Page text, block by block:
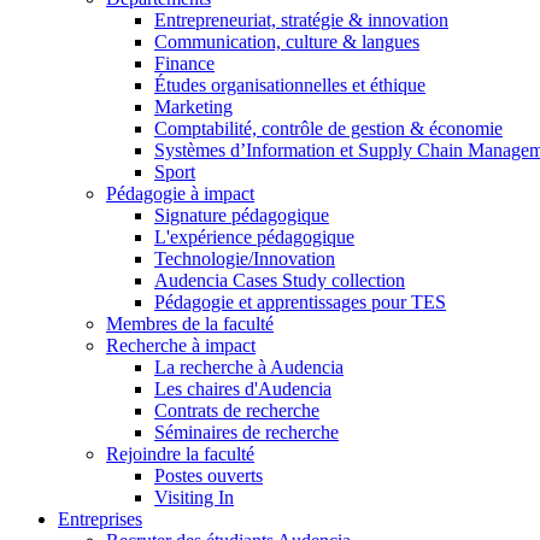
Entrepreneuriat, stratégie & innovation
Communication, culture & langues
Finance
Études organisationnelles et éthique
Marketing
Comptabilité, contrôle de gestion & économie
Systèmes d’Information et Supply Chain
Sport
Pédagogie à impact
Signature pédagogique
L'expérience pédagogique
Technologie/Innovation
Audencia Cases Study collection
Pédagogie et apprentissages pour TES
Membres de la faculté
Recherche à impact
La recherche à Audencia
Les chaires d'Audencia
Contrats de recherche
Séminaires de recherche
Rejoindre la faculté
Postes ouverts
Visiting In
Entreprises